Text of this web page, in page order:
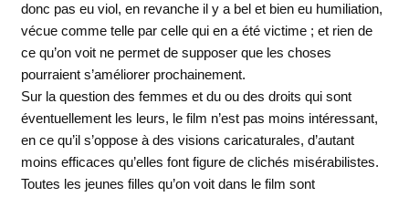
donc pas eu viol, en revanche il y a bel et bien eu humiliation,
vécue comme telle par celle qui en a été victime ; et rien de
ce qu’on voit ne permet de supposer que les choses
pourraient s’améliorer prochainement.
Sur la question des femmes et du ou des droits qui sont
éventuellement les leurs, le film n’est pas moins intéressant,
en ce qu’il s’oppose à des visions caricaturales, d’autant
moins efficaces qu’elles font figure de clichés misérabilistes.
Toutes les jeunes filles qu’on voit dans le film sont